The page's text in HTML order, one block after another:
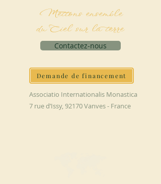
Mettons ensemble
du Ciel sur la terre
Contactez-nous
Demande de financement
Associatio Internationalis Monastica
7 rue d’Issy, 92170 Vanves - France